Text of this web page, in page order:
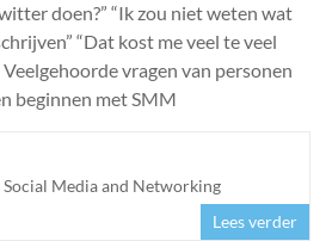
doen?” “Ik zou niet weten wat
“Dat kost me veel te veel
vragen van personen
beginnen met SMM
Social Media and Networking
Lees verder